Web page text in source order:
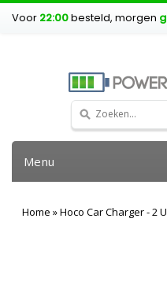
Voor 22:00besteld, morgen
Menu
Home »Hoco Car Charger - 2